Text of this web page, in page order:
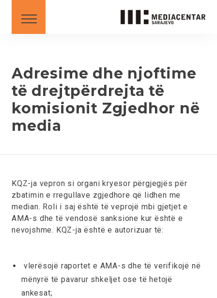
BS AL ME MK SR XK
XK - SR
Adresime dhe njoftime
të drejtpërdrejta të
komisionit Zgjedhor në
media
KQZ-ja vepron si organi kryesor përgjegjës për
zbatimin e rregullave zgjedhore që lidhen me
median. Roli i saj është të veprojë mbi gjetjet e
AMA-s dhe të vendosë sanksione kur është e
nevojshme. KQZ-ja është e autorizuar të:
vlerësojë raportet e AMA-s dhe të verifikojë në
mënyrë të pavarur shkeljet ose të hetojë
ankesat;